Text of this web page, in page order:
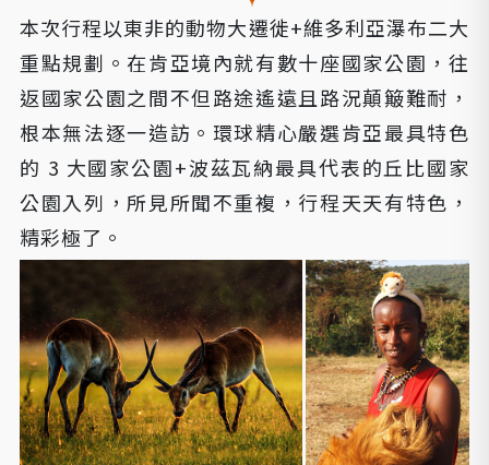
本次行程以東非的動物大遷徙+維多利亞瀑布二大
重點規劃。在肯亞境內就有數十座國家公園，往
返國家公園之間不但路途遙遠且路況顛簸難耐，
根本無法逐一造訪。環球精心嚴選肯亞最具特色
的 3 大國家公園+波茲瓦納最具代表的丘比國家
公園入列，所見所聞不重複，行程天天有特色，
精彩極了。